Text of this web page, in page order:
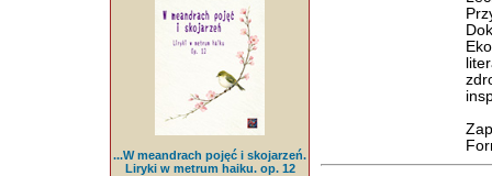
...W meandrach pojęć i skojarzeń.
Liryki w metrum haiku. op. 12